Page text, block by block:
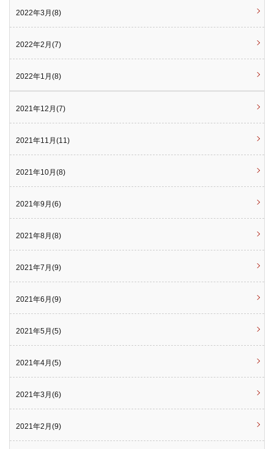
2022年3月(8)
2022年2月(7)
2022年1月(8)
2021年12月(7)
2021年11月(11)
2021年10月(8)
2021年9月(6)
2021年8月(8)
2021年7月(9)
2021年6月(9)
2021年5月(5)
2021年4月(5)
2021年3月(6)
2021年2月(9)